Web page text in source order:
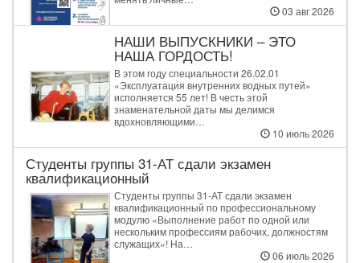
03 авг 2026
НАШИ ВЫПУСКНИКИ – ЭТО
НАША ГОРДОСТЬ!
В этом году специальности 26.02.01
«Эксплуатация внутренних водных путей»
исполняется 55 лет! В честь этой
знаменательной даты мы делимся
вдохновляющими…
10 июль 2026
Студенты группы 31‑АТ сдали экзамен
квалификационный
Студенты группы 31‑АТ сдали экзамен
квалификационный по профессиональному
модулю «Выполнение работ по одной или
нескольким профессиям рабочих, должностям
служащих»! На…
06 июль 2026